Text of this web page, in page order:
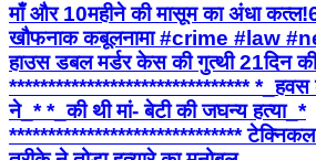
माँ और 10महीने की मासूम का अंधा
खौफनाक कबूलनामा #crime #law
हाउस डबल मर्डर केस की गुत्थी 21दिन
*******************************
ने_* *_की थी मां- बेटी की जघन्य हत्या_*
****************************** टेक्निकल